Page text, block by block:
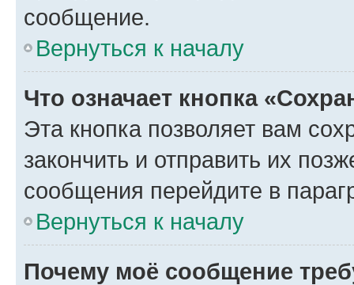
сообщение.
Вернуться к началу
Что означает кнопка
Эта кнопка позволяет вам
закончить и отправить их
сообщения перейдите в
Вернуться к началу
Почему моё сообщение